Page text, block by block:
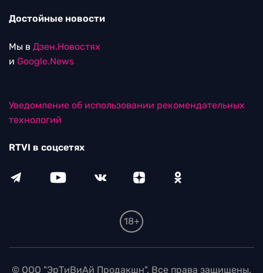
Достойные новости
Мы в Дзен.Новостях
и Google.News
Уведомление об использовании рекомендательных
технологий
RTVI в соцсетях
18+
© ООО "ЭрТиВиАй Продакшн". Все права защищены.